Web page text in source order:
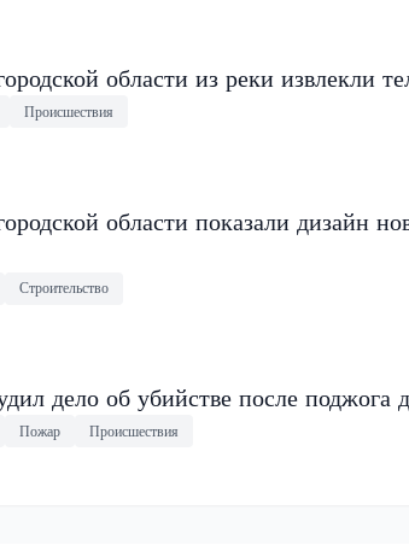
области из реки извлекли
Происшествия
области показали дизайн
Строительство
дело об убийстве после поджога
Пожар Происшествия